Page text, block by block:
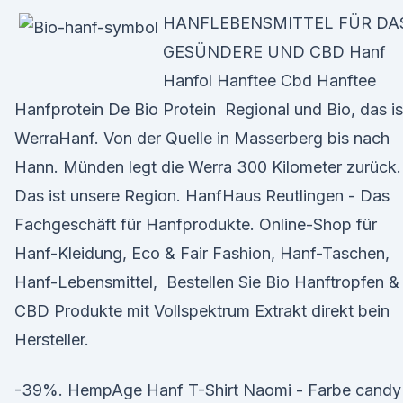
HANFLEBENSMITTEL FÜR
GESÜNDERE UND CBD Hanf
Hanfol Hanftee Cbd Hanftee
Hanfprotein De Bio Protein Regional und Bio, das
WerraHanf. Von der Quelle in Masserberg bis nach
Hann. Münden legt die Werra 300 Kilometer zurück.
Das ist unsere Region. HanfHaus Reutlingen - Das
Fachgeschäft für Hanfprodukte. Online-Shop für
Hanf-Kleidung, Eco & Fair Fashion, Hanf-Taschen,
Hanf-Lebensmittel, Bestellen Sie Bio Hanftropfen &
CBD Produkte mit Vollspektrum Extrakt direkt bein
Hersteller.
-39%. HempAge Hanf T-Shirt Naomi - Farbe candy